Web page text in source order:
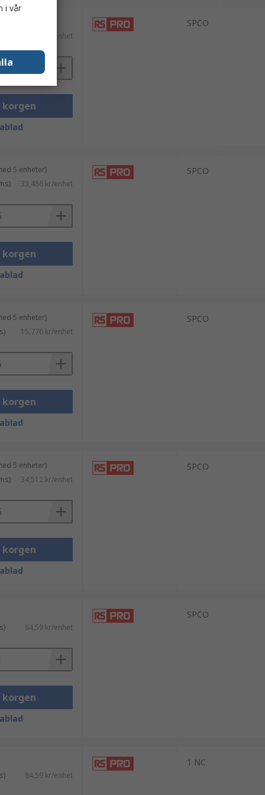
39,032 kr/enhet
korgen
SPCO
5 enheter)
33,486 kr/enhet
korgen
SPCO
5 enheter)
15,776 kr/enhet
korgen
SPCO
5 enheter)
34,512 kr/enhet
korgen
SPCO
84,59 kr/enhet
korgen
SPCO
84,59 kr/enhet
1 NC
i vår